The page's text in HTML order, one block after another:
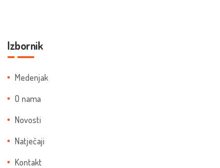
Izbornik
Medenjak
O nama
Novosti
Natječaji
Kontakt